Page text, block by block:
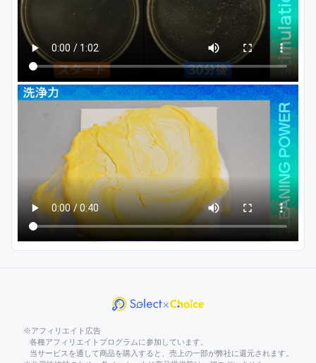
※アフィリエイト広告
各種アフィリエイトプログラムに参加しています。
当サービスを通して商品を購入すると、売上の一部が弊社に還元されます。